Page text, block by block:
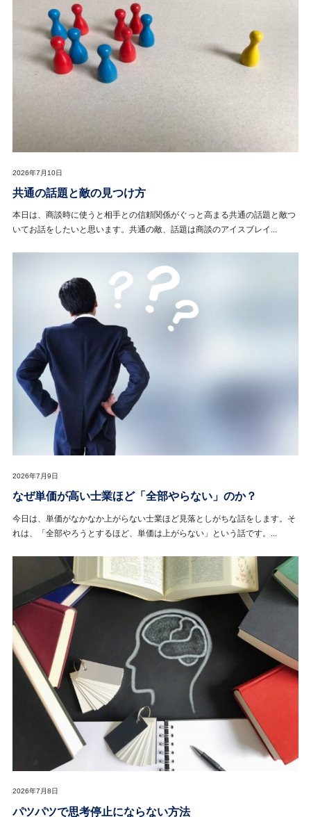
2026年7月10日
共通の話題と敵の見つけ方
本日は、商談時に使うと相手との信頼関係がぐっと高まる共通の話題と敵つ
いてお話をしたいと思います。共通の敵、話題は商談のアイスブレイ...
2026年7月9日
なぜ単価が高い士業ほど「全部やらない」のか？
今日は、単価がなかなか上がらない士業ほど見落としがちな話をします。そ
れは、「全部やろうとするほど、単価は上がらない」という話です。...
2026年7月8日
パツパツで思考停止にならない方法